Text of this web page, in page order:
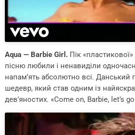
Aqua — Barbie Girl. Пік
пісню любили і ненавиділи
напам’ять абсолютно всі. Данський
шедевр, який став одним із
дев’яностих. «Come on, Barbie, let’s